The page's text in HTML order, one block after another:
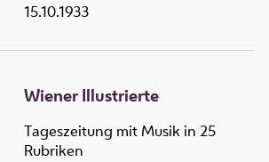
15.10.1933
Wiener Illustrierte
Tageszeitung mit Musik in 25
Rubriken